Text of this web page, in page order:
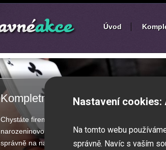
Úvod
Kompletní zajištěnízábavných
Chystáte firemní akci, večírek nebo ples?
narozeninovou oslavu či zábavné představení pro
správně na našich stránkách. Zajistíme Vám
Nastavení cookies:
Na tomto webu
správně. Navíc s vaším